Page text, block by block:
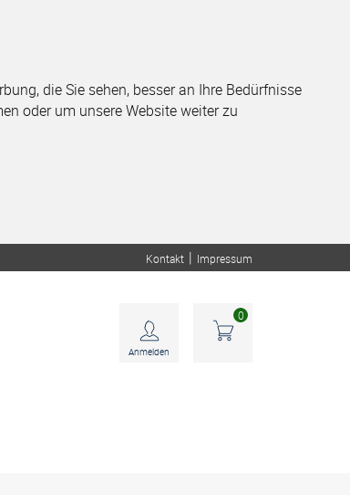
die Sie sehen, besser an Ihre Bedürfnisse
oder um unsere Website weiter zu
Kontakt | Impressum
Anmelden
0